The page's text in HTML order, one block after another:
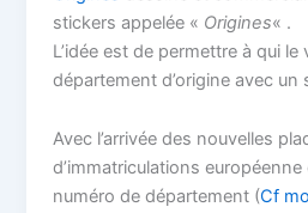
stickers appelée « Origines« .
L’idée est de permettre à qui le
département d’origine avec
Avec l’arrivée des nouvelles
d’immatriculations
numéro de département (Cf